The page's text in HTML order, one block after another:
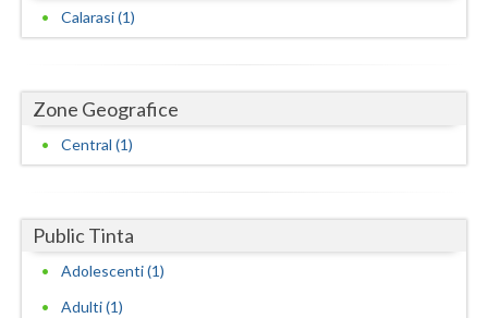
Ilfov
Mehedinti
Mures
Olt
Calarasi (1)
Zone Geografice
Central (1)
Public Tinta
Adolescenti (1)
Adulti (1)